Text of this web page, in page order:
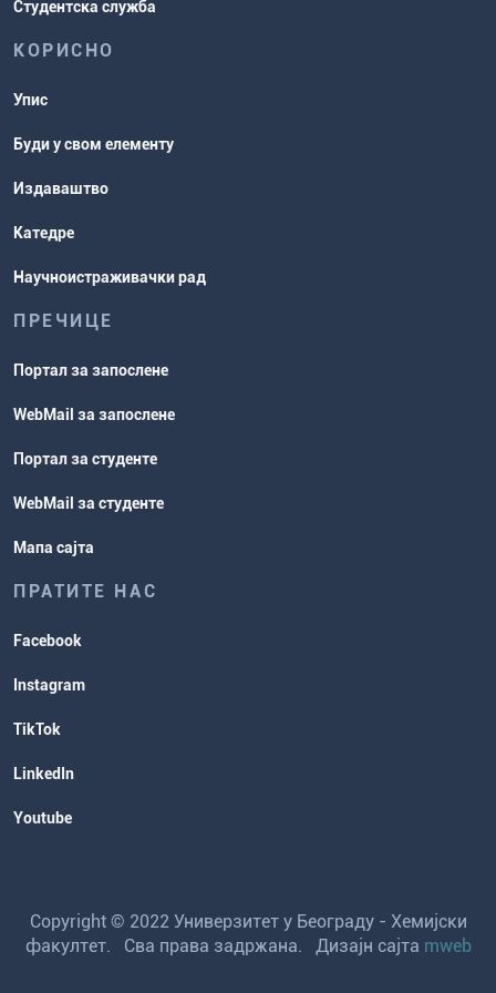
Студентска служба
КОРИСНО
Упис
Буди у свом елементу
Издаваштво
Катедре
Научноистраживачки рад
ПРЕЧИЦЕ
Портал за запослене
WebMail за запослене
Портал за студенте
WebMail за студенте
Мапа сајта
ПРАТИТЕ НАС
Facebook
Instagram
TikTok
LinkedIn
Youtube
Copyright © 2022 Универзитет у Београду - Хемијски
факултет. Сва права задржана. Дизајн сајта mweb